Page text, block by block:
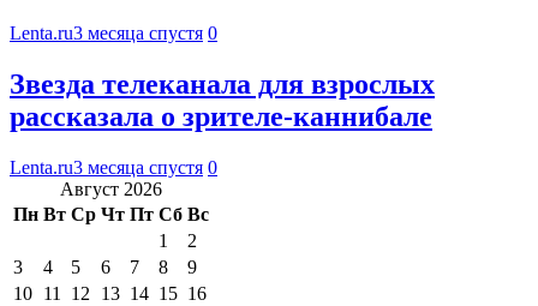
Lenta.ru3 месяца спустя 0
Звезда телеканала для взрослых
рассказала о зрителе-каннибале
Lenta.ru3 месяца спустя 0
Август 2026
Пн Вт Ср Чт Пт Сб Вс
1
2
3
4 5 6 7 8
9
10 11 12 13 14 15 16